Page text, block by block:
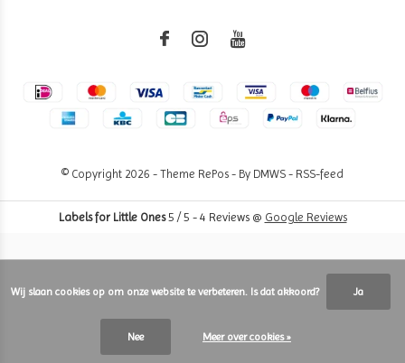
© Copyright 2026 - Theme RePos - By DMWS - RSS-feed
Labels for Little Ones5 / 5 - 4 Reviews @ Google Reviews
Wij slaan cookies op om onze website te verbeteren. Is dat akkoord? Ja
Nee Meer over cookies »